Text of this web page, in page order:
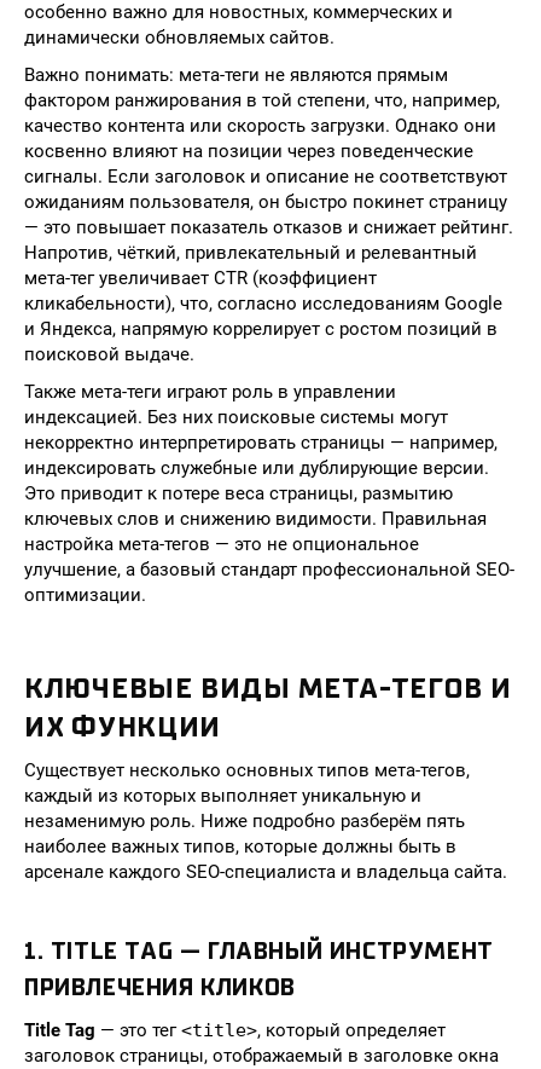
особенно важно для новостных, коммерческих и
динамически обновляемых сайтов.
Важно понимать: мета-теги не являются прямым
фактором ранжирования в той степени, что, например,
качество контента или скорость загрузки. Однако они
косвенно влияют на позиции через поведенческие
сигналы. Если заголовок и описание не соответствуют
ожиданиям пользователя, он быстро покинет страницу
— это повышает показатель отказов и снижает рейтинг.
Напротив, чёткий, привлекательный и релевантный
мета-тег увеличивает CTR (коэффициент
кликабельности), что, согласно исследованиям Google
и Яндекса, напрямую коррелирует с ростом позиций в
поисковой выдаче.
Также мета-теги играют роль в управлении
индексацией. Без них поисковые системы могут
некорректно интерпретировать страницы — например,
индексировать служебные или дублирующие версии.
Это приводит к потере веса страницы, размытию
ключевых слов и снижению видимости. Правильная
настройка мета-тегов — это не опциональное
улучшение, а базовый стандарт профессиональной SEO-
оптимизации.
КЛЮЧЕВЫЕ ВИДЫ МЕТА-ТЕГОВ И
ИХ ФУНКЦИИ
Существует несколько основных типов мета-тегов,
каждый из которых выполняет уникальную и
незаменимую роль. Ниже подробно разберём пять
наиболее важных типов, которые должны быть в
арсенале каждого SEO-специалиста и владельца сайта.
1. TITLE TAG — ГЛАВНЫЙ ИНСТРУМЕНТ
ПРИВЛЕЧЕНИЯ КЛИКОВ
Title Tag — это тег<title>, который определяет
заголовок страницы, отображаемый в заголовке окна